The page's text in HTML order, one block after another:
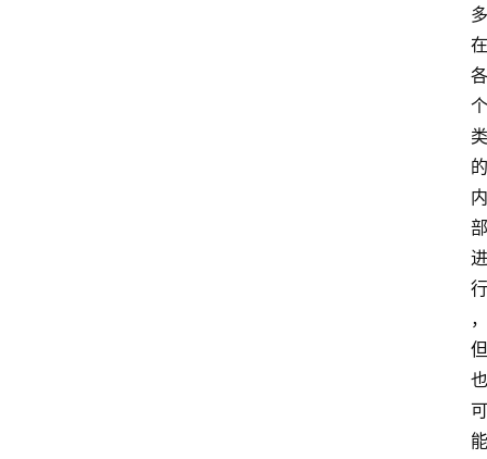
多
在
各
个
类
的
内
部
进
行
，
但
也
可
能